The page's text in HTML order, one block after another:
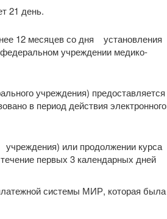
21 день.
12 месяцев со дня установления
учреждении медико-
учреждения) предоставляется
в период действия электронного
или продолжении курса
первых 3 календарных дней
системы МИР, которая была